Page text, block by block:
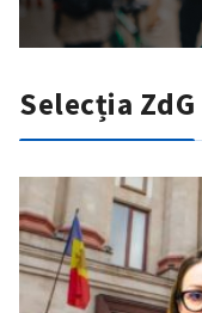
Selecția ZdG